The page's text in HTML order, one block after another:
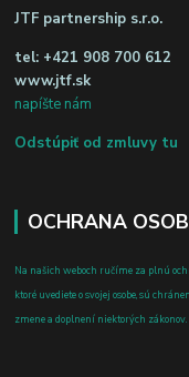
JTF partnership s.r.o.
tel: +421 908 700 612
www.jtf.sk
napíšte nám
Odstúpiť od zmluvy tu
OCHRANA
Na našich weboch ručíme za plnú
ktoré uvediete o svojej osobe, sú
zmene a doplnení niektorých zákonov.